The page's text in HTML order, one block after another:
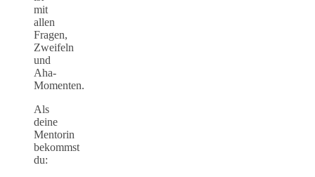
mit
allen
Fragen,
Zweifeln
und
Aha-
Momenten.
Als
deine
Mentorin
bekommst
du: